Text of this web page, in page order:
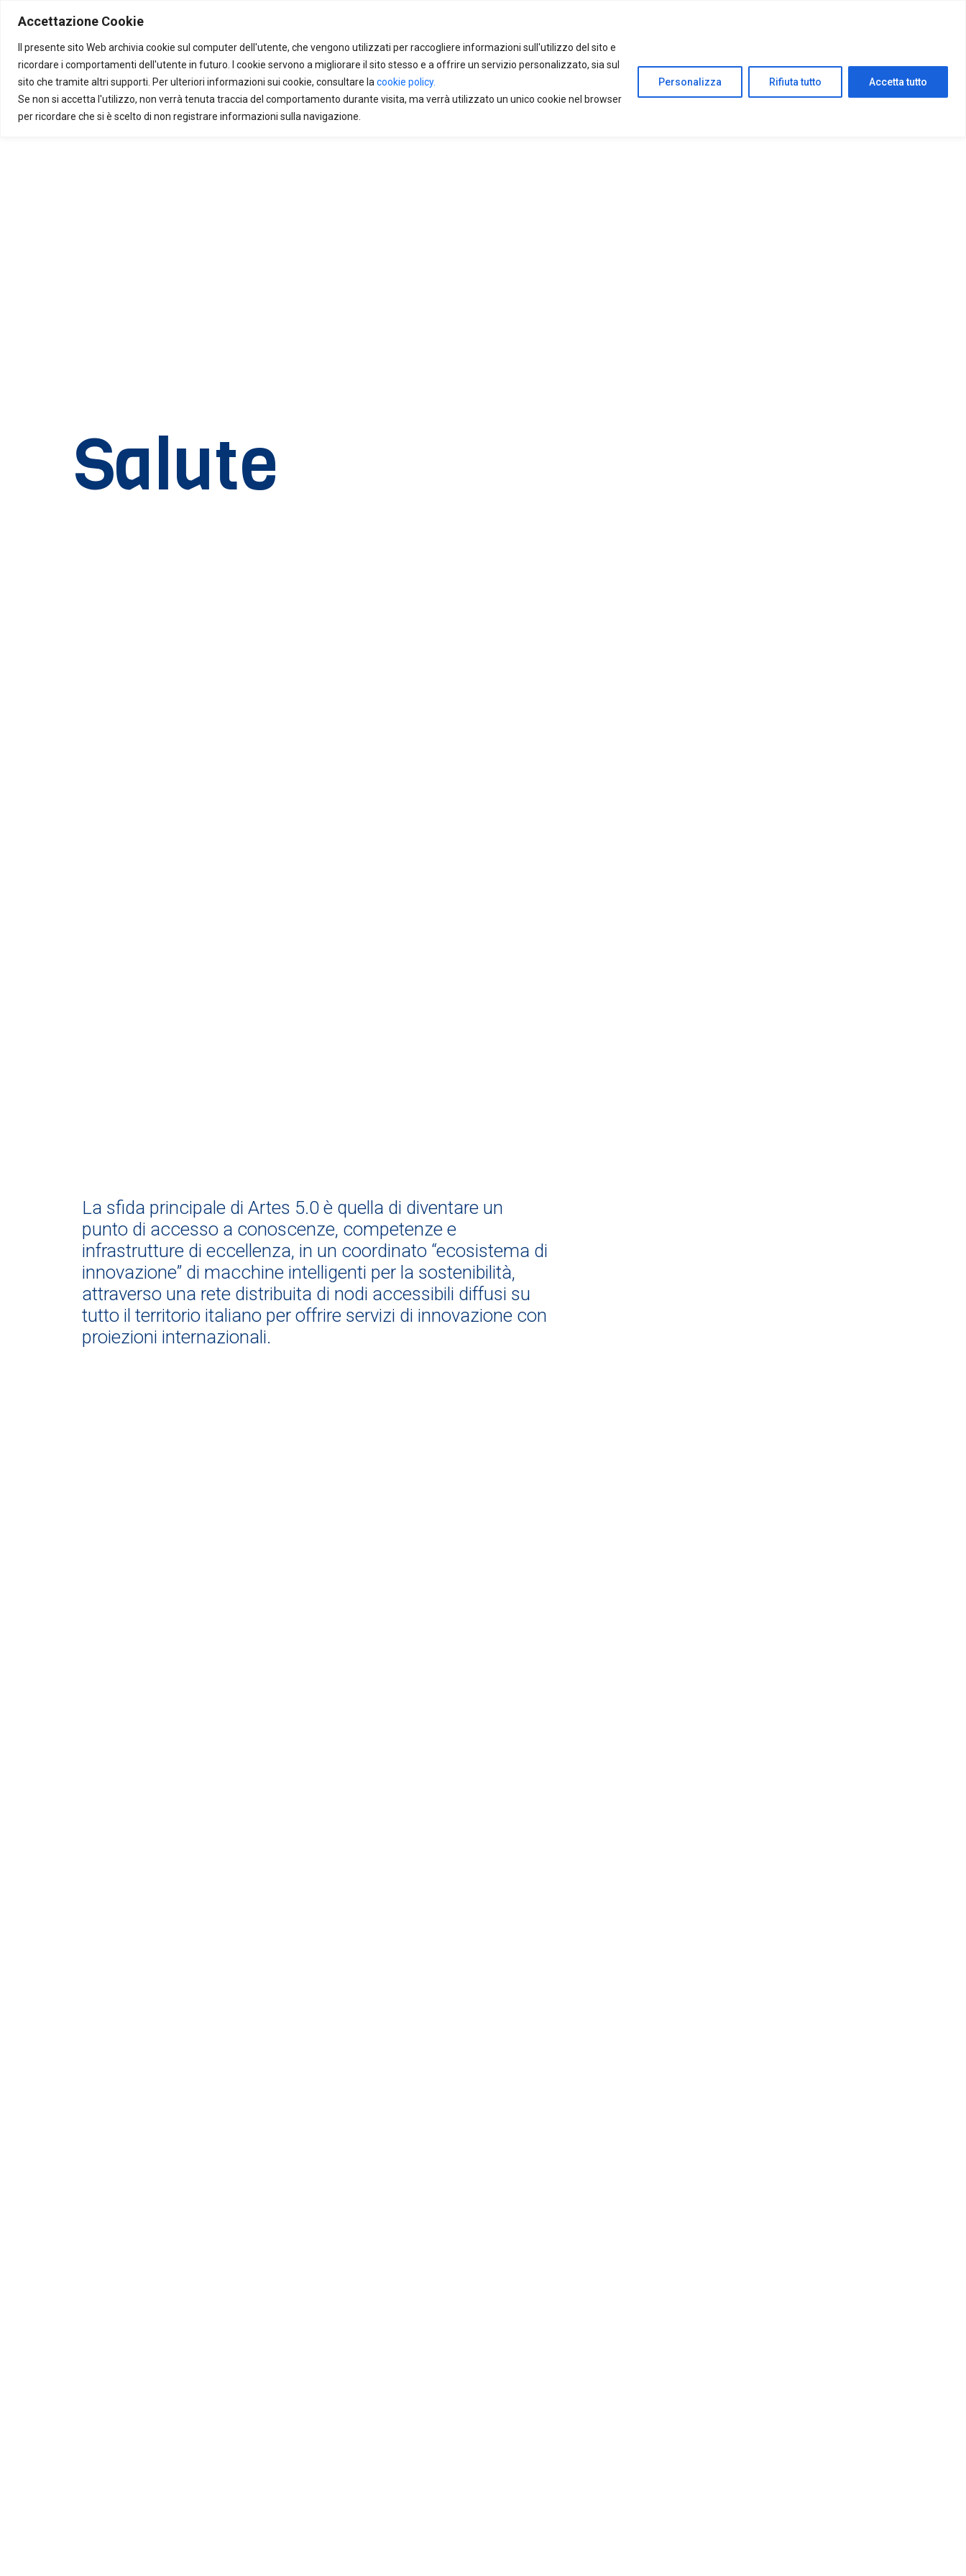
Accettazione Cookie
Il presente sito Web archivia cookie sul computer dell'utente, che vengono utilizzati per raccogliere informazioni sull'utilizzo del sito e
ricordare i comportamenti dell'utente in futuro. I cookie servono a migliorare il sito stesso e a offrire un servizio personalizzato, sia sul
sito che tramite altri supporti. Per ulteriori informazioni sui cookie, consultare la cookie policy.
Se non si accetta l'utilizzo, non verrà tenuta traccia del comportamento durante visita, ma verrà utilizzato un unico cookie nel browser
per ricordare che si è scelto di non registrare informazioni sulla navigazione.
Personalizza Rifiuta tutto Accetta tutto
Salute
La sfida principale di Artes 5.0 è quella di diventare un
punto di accesso a conoscenze, competenze e
infrastrutture di eccellenza, in un coordinato “ecosistema di
innovazione” di macchine intelligenti per la sostenibilità,
attraverso una rete distribuita di nodi accessibili diffusi su
tutto il territorio italiano per offrire servizi di innovazione con
proiezioni internazionali.